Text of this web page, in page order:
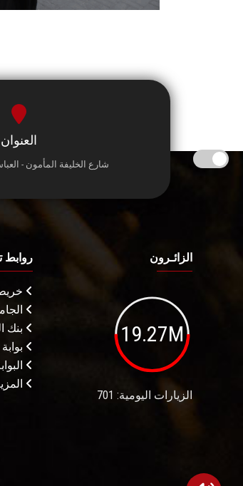
العنوان
شارع الخليفة المأمون -
الزائـرون
19.27M
الزيارات اليومية: 701
روابط
بنك